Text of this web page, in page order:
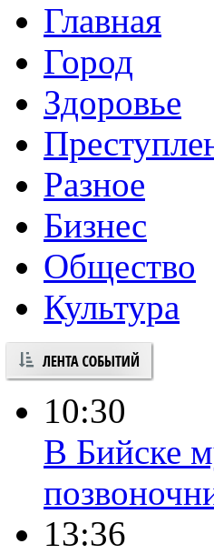
Главная
Город
Здоровье
Разное
Бизнес
Общество
Культура
10:30
В Бийске
13:36